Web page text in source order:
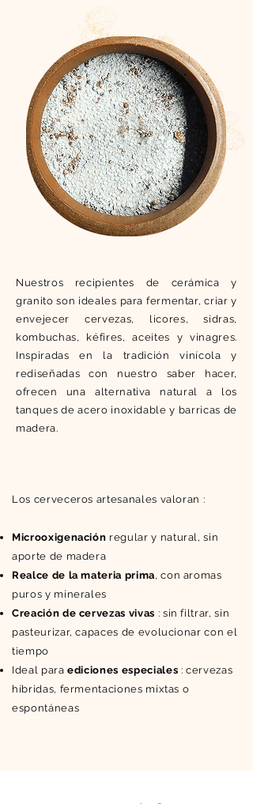
Nuestros recipientes de cerámica y
granito son ideales para fermentar, criar y
envejecer cervezas, licores, sidras,
kombuchas, kéfires, aceites y vinagres.
Inspiradas en la tradición vinícola y
rediseñadas con nuestro saber hacer,
ofrecen una alternativa natural a los
tanques de acero inoxidable y barricas de
madera.
Los cerveceros artesanales valoran :
Microoxigenación regular y natural, sin
aporte de madera
Realce de la materia prima, con aromas
puros y minerales
Creación de cervezas vivas : sin filtrar, sin
pasteurizar, capaces de evolucionar con el
tiempo
Ideal paraediciones especiales : cervezas
híbridas, fermentaciones mixtas o
espontáneas